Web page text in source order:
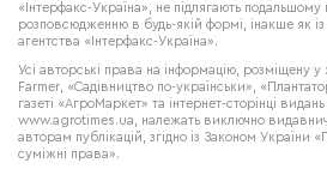
«Інтерфакс-Україна», не підлягають
розповсюдженню в будь-якій формі, інакше як
агентства «Інтерфакс-Україна».
Усі авторські права на інформацію, розміщену
Farmer , «Садівництво по-українськи»,
газеті «АгроМаркет» та інтернет-сторінці
www.agrotimes.ua,
належать виключно
авторам публікацій, згідно із Законом України
суміжні права».